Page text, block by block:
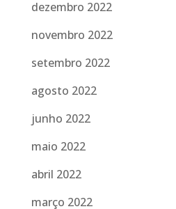
dezembro 2022
novembro 2022
setembro 2022
agosto 2022
junho 2022
maio 2022
abril 2022
março 2022